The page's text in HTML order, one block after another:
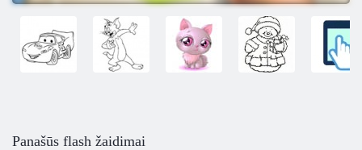
Panašūs flash žaidimai